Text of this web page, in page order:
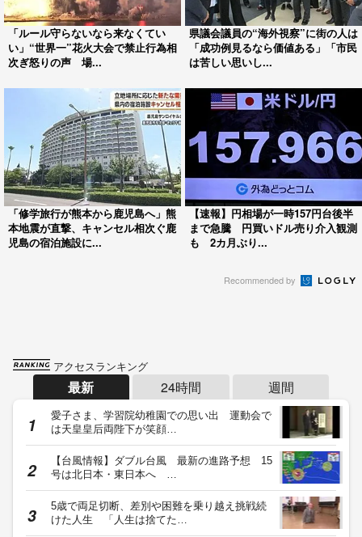
「ルール守らないなら来なくてい
い」“世界一”花火大会で禁止行為相
次ぎ怒りの声 場...
県議会議員の“海外視察”に街の人は
「成功例見るなら価値ある」「市民
は苦しい思いし...
「修学旅行が熊本から鹿児島へ」熊
本地震が直撃、キャンセル相次ぐ鹿
児島の宿泊施設に...
【速報】円相場が一時157円台後半
まで急騰 円買いドル売り介入観測
も 2カ月ぶり...
Recommended by
アクセスランキング
最新 24時間 週間
愛子さま、学習院幼稚園での思い出 運動会で
は天皇皇后両陛下が笑顔…
【台風情報】ダブル台風 最新の進路予想 15
号は北日本・東日本へ …
5歳で両足切断、差別や困難を乗り越え挑戦続
けた人生 「人生は捨てた…